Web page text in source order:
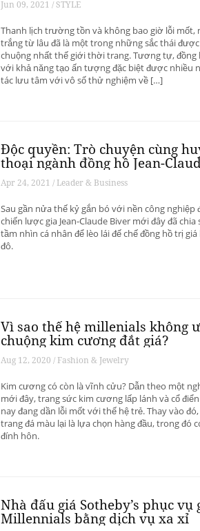
Jun 09, 2021 / STYLE
Thanh lịch trường tồn và không bao giờ lỗi mốt,
trắng từ lâu đã là một trong những sắc thái
chuộng nhất thế giới thời trang. Tương tự, đồng
với khả năng tạo ấn tượng đặc biệt được nhiều
tác lưu tâm với vô số thử nghiệm về […]
Độc quyền: Trò chuyện cùng
thoại ngành đồng hồ Jean-
Biver
Apr 24, 2021 / Leader & Business
Sau gần nửa thế kỷ gắn bó với nền công nghiệp
chiến lược gia Jean-Claude Biver mới đây đã chia
tầm nhìn cá nhân để lèo lái đế chế đồng hồ trị
đô.
Vì sao thế hệ millenials không
chuộng kim cương đắt giá?
Aug 12, 2020 / Fashion & Jewelry
Kim cương có còn là vĩnh cửu? Dẫn theo một
mới đây, trang sức kim cương lấp lánh và cổ
nay đang dần lỗi mốt với thế hệ trẻ. Thay vào
trang đá màu lại là lựa chọn hàng đầu, trong đó
đính hôn.
Nhà đấu giá Sotheby’s phục vụ
Millennials bằng dịch vụ xa xỉ